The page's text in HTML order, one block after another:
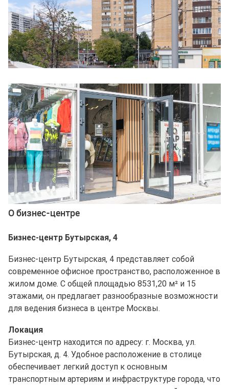
О бизнес-центре
Бизнес-центр Бутырская, 4
Бизнес-центр Бутырская, 4 представляет собой
современное офисное пространство, расположенное в
жилом доме. С общей площадью 8531,20 м² и 15
этажами, он предлагает разнообразные возможности
для ведения бизнеса в центре Москвы.
Локация
Бизнес-центр находится по адресу: г. Москва, ул.
Бутырская, д. 4. Удобное расположение в столице
обеспечивает легкий доступ к основным
транспортным артериям и инфраструктуре города, что